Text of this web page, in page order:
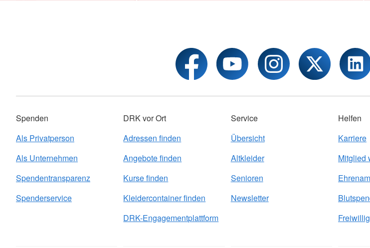
Spenden
Als Privatperson
Als Unternehmen
Spendentransparenz
Spenderservice
DRK vor Ort
Adressen finden
Angebote finden
Kurse finden
Kleidercontainer finden
DRK-Engagementplattform
Service
Übersicht
Altkleider
Senioren
Newsletter
Helfen
Karriere
Mitglied